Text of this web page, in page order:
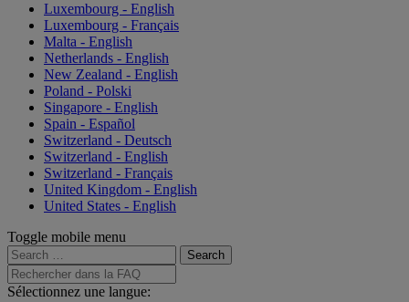
Luxembourg - English
Luxembourg - Français
Malta - English
Netherlands - English
New Zealand - English
Poland - Polski
Singapore - English
Spain - Español
Switzerland - Deutsch
Switzerland - English
Switzerland - Français
United Kingdom - English
United States - English
Toggle mobile menu
Search
for:
Rechercher
dans
Sélectionnez une langue: